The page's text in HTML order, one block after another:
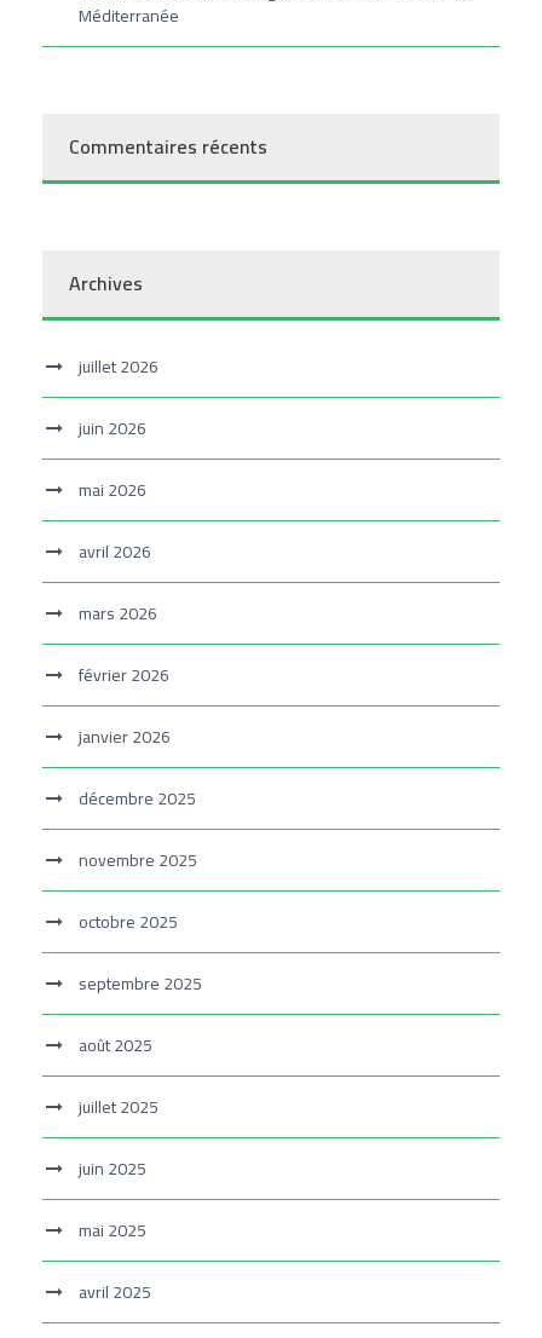
Méditerranée
Commentaires récents
Archives
juillet 2026
juin 2026
mai 2026
avril 2026
mars 2026
février 2026
janvier 2026
décembre 2025
novembre 2025
octobre 2025
septembre 2025
août 2025
juillet 2025
juin 2025
mai 2025
avril 2025